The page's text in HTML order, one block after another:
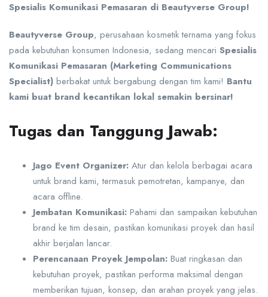
Spesialis Komunikasi Pemasaran di Beautyverse Group!
Beautyverse Group, perusahaan kosmetik ternama yang fokus
pada kebutuhan konsumen Indonesia, sedang mencari Spesialis
Komunikasi Pemasaran (Marketing Communications
Specialist) berbakat untuk bergabung dengan tim kami! Bantu
kami buat brand kecantikan lokal semakin bersinar!
Tugas dan Tanggung Jawab:
Jago Event Organizer: Atur dan kelola berbagai acara
untuk brand kami, termasuk pemotretan, kampanye, dan
acara offline.
Jembatan Komunikasi: Pahami dan sampaikan kebutuhan
brand ke tim desain, pastikan komunikasi proyek dan hasil
akhir berjalan lancar.
Perencanaan Proyek Jempolan: Buat ringkasan dan
kebutuhan proyek, pastikan performa maksimal dengan
memberikan tujuan, konsep, dan arahan proyek yang jelas.